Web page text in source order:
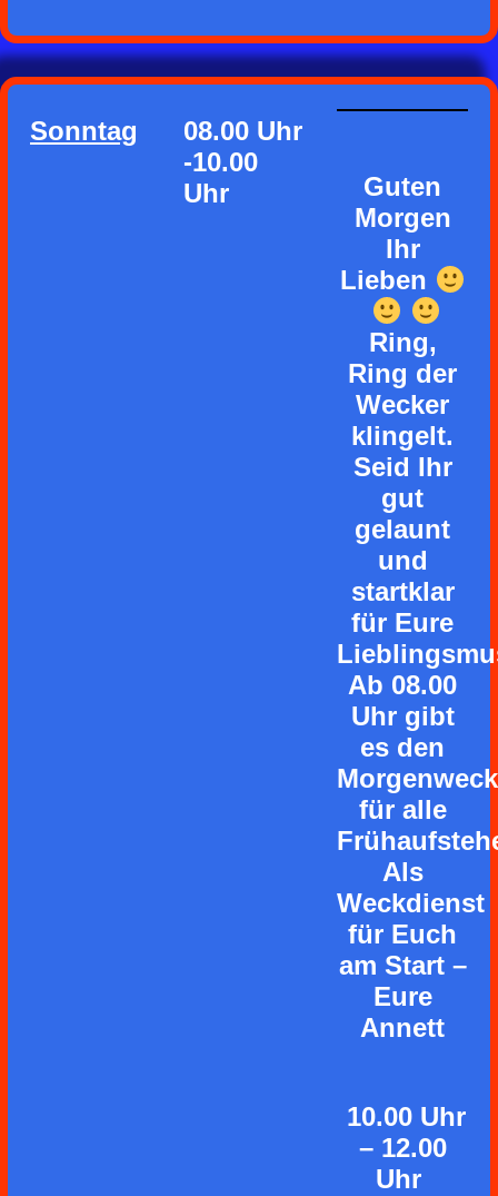
Sonntag
08.00 Uhr
-10.00
Uhr
Guten
Morgen
Ihr
Lieben
Ring,
Ring der
Wecker
klingelt.
Seid Ihr
gut
gelaunt
und
startklar
für Eure
Ab 08.00
Uhr gibt
es den
für alle
Als
Weckdienst
für Euch
am Start –
Eure
Annett
10.00 Uhr
– 12.00
Uhr